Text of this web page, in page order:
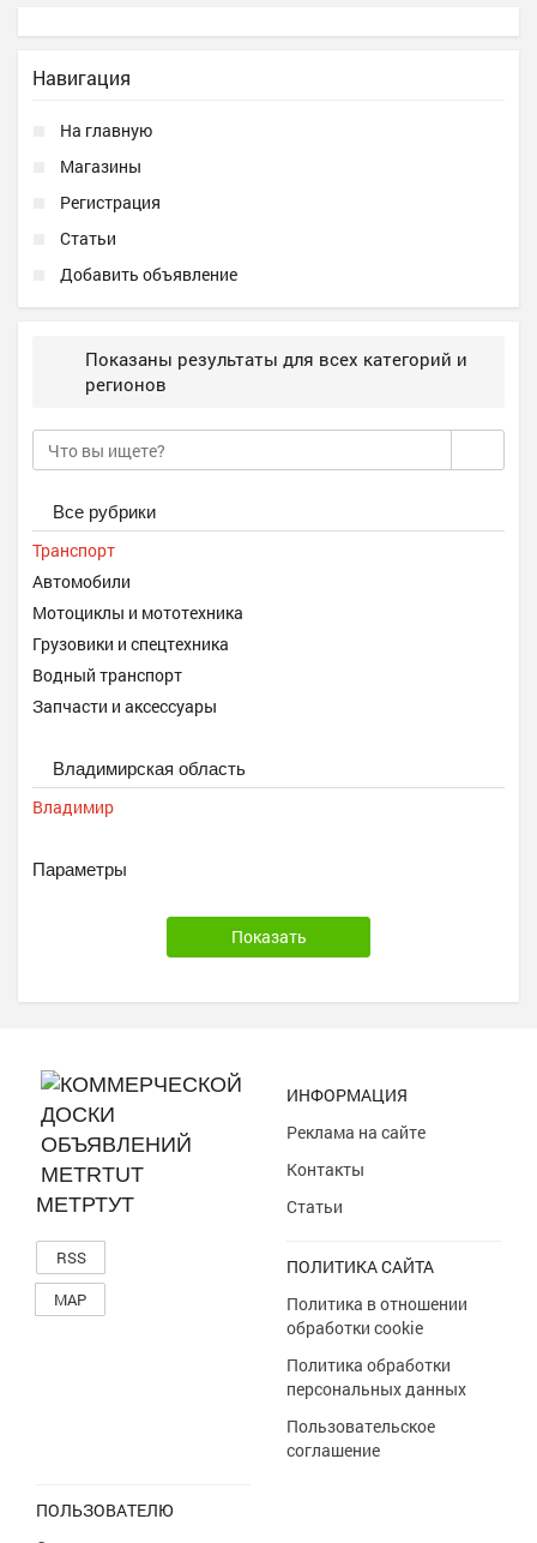
Навигация
На главную
Магазины
Регистрация
Статьи
Добавить объявление
Показаны результаты для всех категорий и
регионов
Все рубрики
Транспорт
Автомобили
Мотоциклы и мототехника
Грузовики и спецтехника
Водный транспорт
Запчасти и аксессуары
Владимирская область
Владимир
Параметры
МЕТРТУТ
RSS
MAP
ИНФОРМАЦИЯ
Реклама на сайте
Контакты
Статьи
ПОЛИТИКА САЙТА
Политика в отношении
обработки cookie
Политика обработки
персональных данных
Пользовательское
соглашение
ПОЛЬЗОВАТЕЛЮ